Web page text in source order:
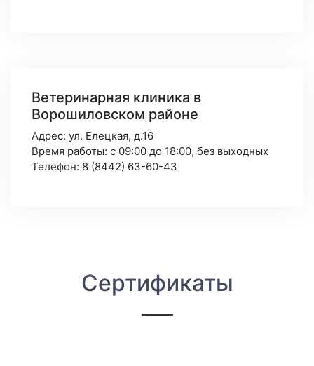
Ветеринарная клиника в
Ворошиловском районе
Адрес: ул. Елецкая, д.16
Время работы: с 09:00 до 18:00, без выходных
Телефон: 8 (8442) 63-60-43
Сертификаты